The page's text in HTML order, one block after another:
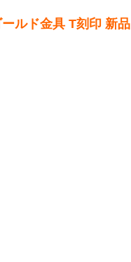
ルド金具 T刻印 新品